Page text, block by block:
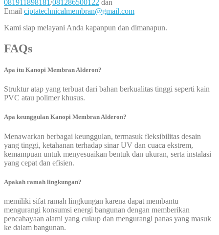
081911898181/081286500122 dan
Email ciptatechnicalmembran@gmail.com
Kami siap melayani Anda kapanpun dan dimanapun.
FAQs
Apa itu Kanopi Membran Alderon?
Struktur atap yang terbuat dari bahan berkualitas tinggi seperti kain
PVC atau polimer khusus.
Apa keunggulan Kanopi Membran Alderon?
Menawarkan berbagai keunggulan, termasuk fleksibilitas desain
yang tinggi, ketahanan terhadap sinar UV dan cuaca ekstrem,
kemampuan untuk menyesuaikan bentuk dan ukuran, serta instalasi
yang cepat dan efisien.
Apakah ramah lingkungan?
memiliki sifat ramah lingkungan karena dapat membantu
mengurangi konsumsi energi bangunan dengan memberikan
pencahayaan alami yang cukup dan mengurangi panas yang masuk
ke dalam bangunan.